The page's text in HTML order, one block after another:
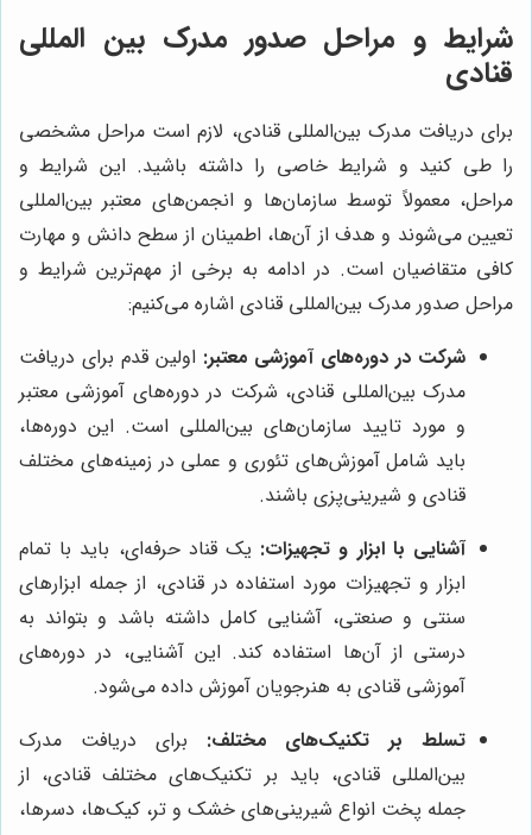
شرایط و مراحل صدور مدرک بین المللی
قنادی
برای دریافت مدرک بین‌المللی قنادی، لازم است مراحل مشخصی
را طی کنید و شرایط خاصی را داشته باشید. این شرایط و
مراحل، معمولاً توسط سازمان‌ها و انجمن‌های معتبر بین‌المللی
تعیین می‌شوند و هدف از آن‌ها، اطمینان از سطح دانش و مهارت
کافی متقاضیان است. در ادامه به برخی از مهم‌ترین شرایط و
مراحل صدور مدرک بین‌المللی قنادی اشاره می‌کنیم:
شرکت در دوره‌های آموزشی معتبر: اولین قدم برای دریافت
مدرک بین‌المللی قنادی، شرکت در دوره‌های آموزشی معتبر
و مورد تایید سازمان‌های بین‌المللی است. این دوره‌ها،
باید شامل آموزش‌های تئوری و عملی در زمینه‌های مختلف
قنادی و شیرینی‌پزی باشند.
آشنایی با ابزار و تجهیزات: یک قناد حرفه‌ای، باید با تمام
ابزار و تجهیزات مورد استفاده در قنادی، از جمله ابزارهای
سنتی و صنعتی، آشنایی کامل داشته باشد و بتواند به
درستی از آن‌ها استفاده کند. این آشنایی، در دوره‌های
آموزشی قنادی به هنرجویان آموزش داده می‌شود.
تسلط بر تکنیک‌های مختلف: برای دریافت مدرک
بین‌المللی قنادی، باید بر تکنیک‌های مختلف قنادی، از
جمله پخت انواع شیرینی‌های خشک و تر، کیک‌ها، دسرها،